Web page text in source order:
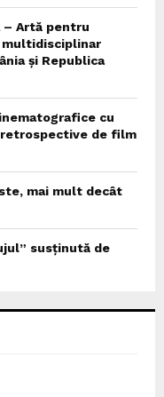
– Artă pentru
și Republica
cu
de film
mai mult decât
susținută de